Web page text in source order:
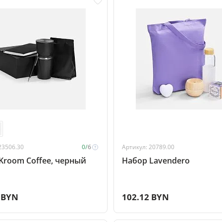
0/6
Coffee, черный
Артикул: 20789.00
Набор Lavendero
102.12 BYN